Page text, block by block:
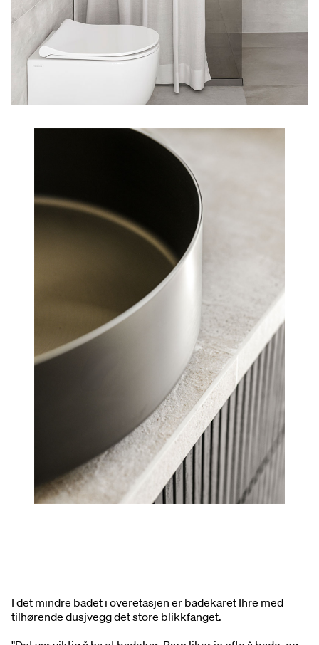
I det mindre badet i overetasjen er badekaret Ihre med
tilhørende dusjvegg det store blikkfanget.